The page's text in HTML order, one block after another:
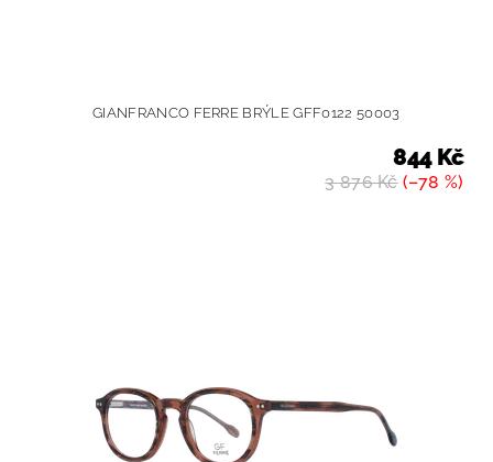
GIANFRANCO FERRE BRÝLE GFF0122 50003
3 876 Kč(–78 %)
844 Kč